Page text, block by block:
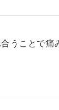
うことで